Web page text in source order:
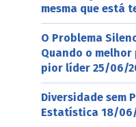
mesma que está
O Problema
Quando o
pior líder 25/06/
Diversidade sem
Estatística 18/